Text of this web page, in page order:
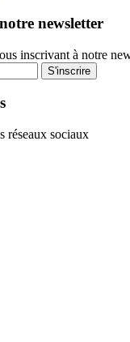
newsletter
inscrivant à notre
S'inscrire
réseaux sociaux